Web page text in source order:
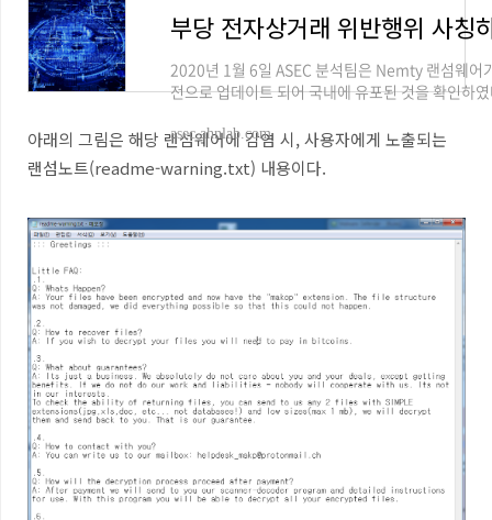
2020년 1월 6일 ASEC 분석팀은 Nemty 랜섬웨어
전으로 업데이트 되어 국내에 유포된 것을 확인하
태로 유포 중으로 추정되며 ...
asec.ahnlab.com
아래의 그림은 해당 랜섬웨어에 감염 시, 사용자에게 노출되는
랜섬노트(readme-warning.txt) 내용이다.